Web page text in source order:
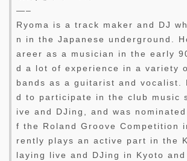
—–
Ryoma is a track maker and DJ
n in the Japanese underground.
areer as a musician in the early
d a lot of experience in a variety
bands as a guitarist and vocalist.
d to participate in the club music
ive and DJing, and was
f the Roland Groove Competition
rently plays an active part in the
laying live and DJing in Kyoto